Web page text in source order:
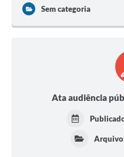
Sem categoria
Ata audiência